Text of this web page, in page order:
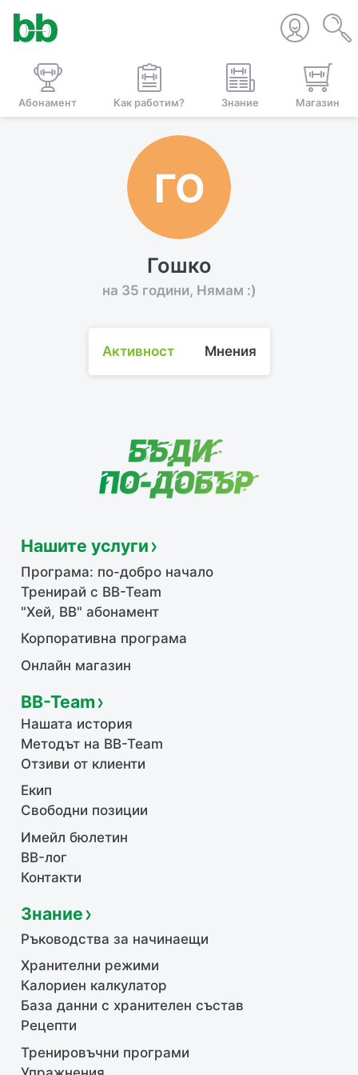
Абонамент Как работим? Знание Магазин
ГО
Гошко
на 35 години, Нямам :)
Активност Мнения
Нашите услуги
Програма: по-добро начало
Тренирай с BB-Team
"Хей, ВВ" абонамент
Корпоративна програма
Онлайн магазин
BB-Team
Нашата история
Методът на BB-Team
Отзиви от клиенти
Екип
Свободни позиции
Имейл бюлетин
BB-лог
Контакти
Знание
Ръководства за начинаещи
Хранителни режими
Калориен калкулатор
База данни с хранителен състав
Рецепти
Тренировъчни програми